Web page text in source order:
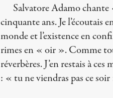
Salvatore Adamo chante
cinquante ans. Je l’écoutais
monde et l’existence en
rimes en « oir ». Comme
réverbères. J’en restais à
: « tu ne viendras pas ce